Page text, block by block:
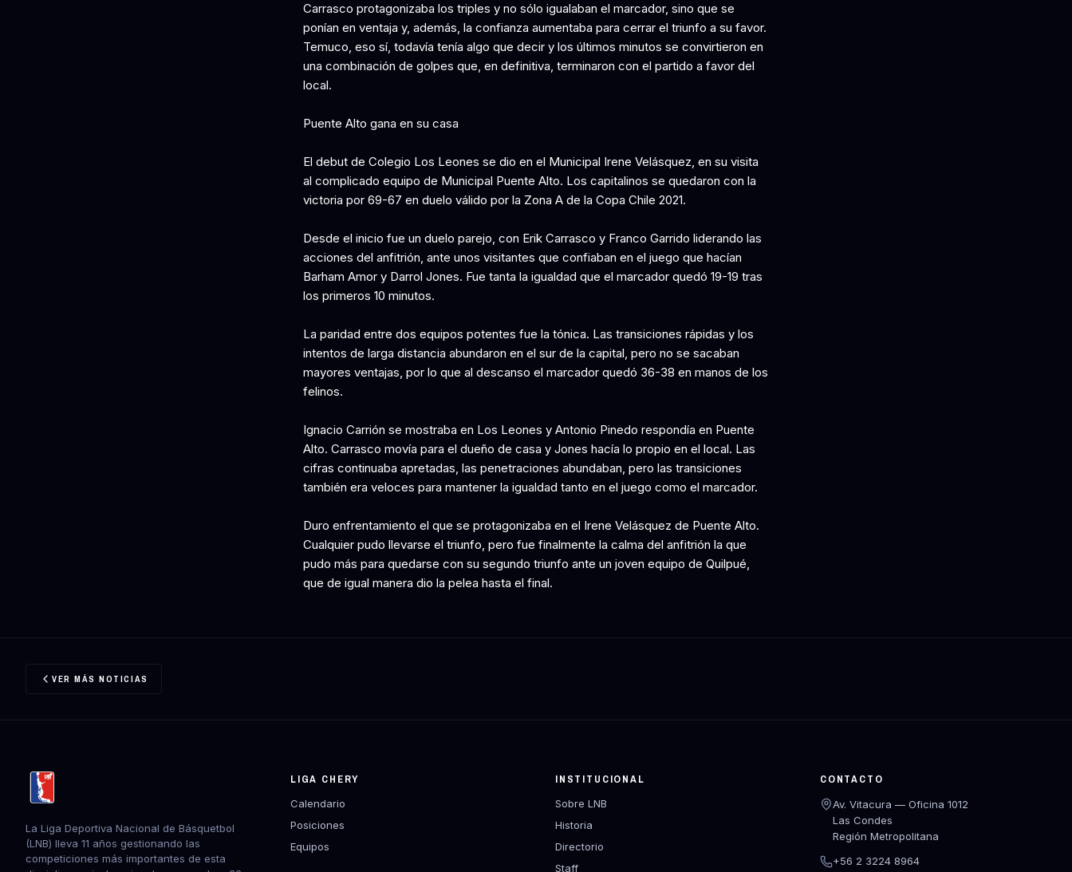
Carrasco protagonizaba los triples y no sólo igualaban el marcador, sino que se
ponían en ventaja y, además, la confianza aumentaba para cerrar el triunfo a su favor.
Temuco, eso sí, todavía tenía algo que decir y los últimos minutos se convirtieron en
una combinación de golpes que, en definitiva, terminaron con el partido a favor del
local.
Puente Alto gana en su casa
El debut de Colegio Los Leones se dio en el Municipal Irene Velásquez, en su visita
al complicado equipo de Municipal Puente Alto. Los capitalinos se quedaron con la
victoria por 69-67 en duelo válido por la Zona A de la Copa Chile 2021.
Desde el inicio fue un duelo parejo, con Erik Carrasco y Franco Garrido liderando las
acciones del anfitrión, ante unos visitantes que confiaban en el juego que hacían
Barham Amor y Darrol Jones. Fue tanta la igualdad que el marcador quedó 19-19 tras
los primeros 10 minutos.
La paridad entre dos equipos potentes fue la tónica. Las transiciones rápidas y los
intentos de larga distancia abundaron en el sur de la capital, pero no se sacaban
mayores ventajas, por lo que al descanso el marcador quedó 36-38 en manos de los
felinos.
Ignacio Carrión se mostraba en Los Leones y Antonio Pinedo respondía en Puente
Alto. Carrasco movía para el dueño de casa y Jones hacía lo propio en el local. Las
cifras continuaba apretadas, las penetraciones abundaban, pero las transiciones
también era veloces para mantener la igualdad tanto en el juego como el marcador.
Duro enfrentamiento el que se protagonizaba en el Irene Velásquez de Puente Alto.
Cualquier pudo llevarse el triunfo, pero fue finalmente la calma del anfitrión la que
pudo más para quedarse con su segundo triunfo ante un joven equipo de Quilpué,
que de igual manera dio la pelea hasta el final.
VER MÁS NOTICIAS
La Liga Deportiva Nacional de Básquetbol
(LNB) lleva 11 años gestionando las
competiciones más importantes de esta
LIGA CHERY
Calendario
Posiciones
Equipos
INSTITUCIONAL
Sobre LNB
Historia
Directorio
Staff
CONTACTO
Av. Vitacura — Oficina 1012
Las Condes
Región Metropolitana
+56 2 3224 8964